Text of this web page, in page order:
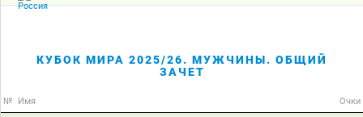
КУБОК МИРА 2025/26. МУЖЧИНЫ. ОБЩИЙ
ЗАЧЕТ
№ Имя Очки